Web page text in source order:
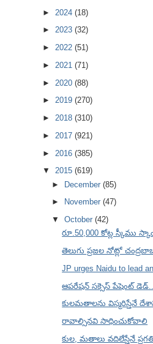
► 2024 (18)
► 2023 (32)
► 2022 (51)
► 2021 (71)
► 2020 (88)
► 2019 (270)
► 2018 (310)
► 2017 (921)
► 2016 (385)
▼ 2015 (619)
► December(85)
►
November(47)
▼October(42)
రూ.50,000 కోట్ల స్కీము
తెలుగు ప్రజల నోట్లో
JP urges Naidu to lead
ఆపరేషన్ సక్సెస్ పేషెంట్
కులమతాలను విస్మరిస్తేనే
రావాల్సినవి సాధించుకోవాలి
కుల, మతాలు వదిలేస్తేనే